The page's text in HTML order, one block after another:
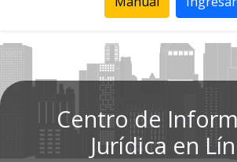
Centro de
Jurídica en